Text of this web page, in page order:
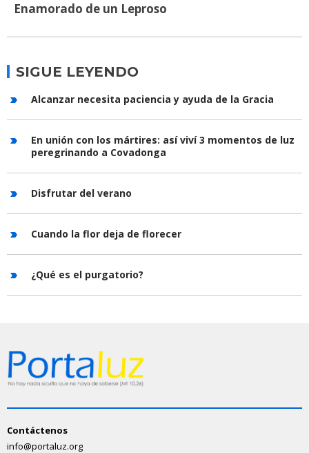
Enamorado de un Leproso
SIGUE LEYENDO
Alcanzar necesita paciencia y ayuda de la Gracia
En unión con los mártires: así viví 3 momentos de luz
peregrinando a Covadonga
Disfrutar del verano
Cuando la flor deja de florecer
¿Qué es el purgatorio?
Contáctenos
info@portaluz.org